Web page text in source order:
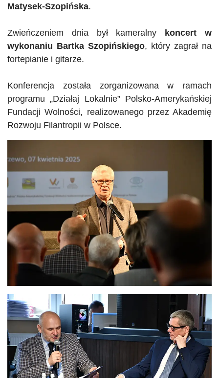
Matysek-Szopińska.
Zwieńczeniem dnia był kameralny
koncert w
wykonaniu Bartka Szopińskiego, który zagrał na
fortepianie i gitarze.
Konferencja została zorganizowana w ramach
programu „Działaj Lokalnie” Polsko-Amerykańskiej
Fundacji Wolności, realizowanego przez Akademię
Rozwoju Filantropii w Polsce.